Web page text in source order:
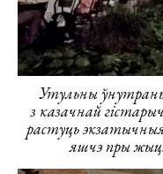
Утульны ўнутраны
з казачнай
растуць
яшчэ пры